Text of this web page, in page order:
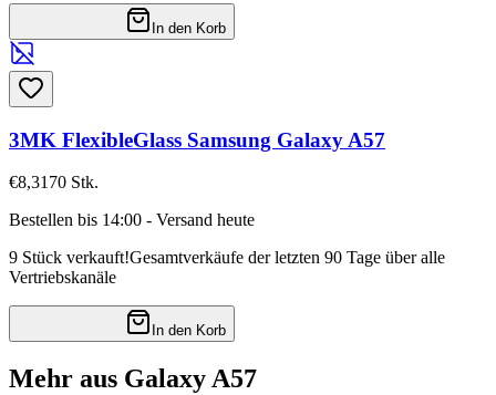
In den Korb
3MK FlexibleGlass Samsung Galaxy A57
€8,31 70 Stk.
Bestellen bis 14:00 - Versand heute
9 Stück verkauft!Gesamtverkäufe der letzten 90 Tage über alle
Vertriebskanäle
In den Korb
Mehr aus Galaxy A57